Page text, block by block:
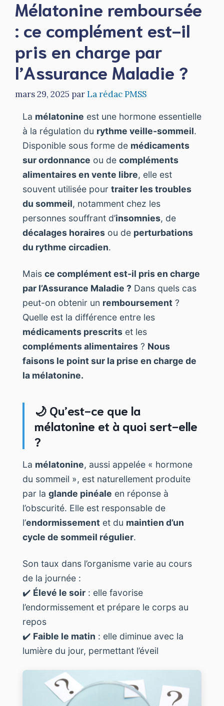
Mélatonine remboursée
: ce complément est-il
pris en charge par
l’Assurance Maladie ?
mars 29, 2025 parLa rédac PMSS
La mélatonine est une hormone essentielle
à la régulation du rythme veille-sommeil.
Disponible sous forme de médicaments
sur ordonnance ou de compléments
alimentaires en vente libre, elle est
souvent utilisée pour traiter les troubles
du sommeil, notamment chez les
personnes souffrant d’insomnies, de
décalages horaires ou de perturbations
du rythme circadien.
Mais ce complément est-il pris en charge
par l’Assurance Maladie ? Dans quels cas
peut-on obtenir un remboursement ?
Quelle est la différence entre les
médicaments prescrits et les
compléments alimentaires ? Nous
faisons le point sur la prise en charge de
la mélatonine.
🌙 Qu’est-ce que la
mélatonine et à quoi sert-elle
?
La mélatonine, aussi appelée « hormone
du sommeil », est naturellement produite
par la glande pinéale en réponse à
l’obscurité. Elle est responsable de
l’endormissement et du maintien d’un
cycle de sommeil régulier.
Son taux dans l’organisme varie au cours
de la journée :
✔️ Élevé le soir : elle favorise
l’endormissement et prépare le corps au
repos
✔️ Faible le matin : elle diminue avec la
lumière du jour, permettant l’éveil